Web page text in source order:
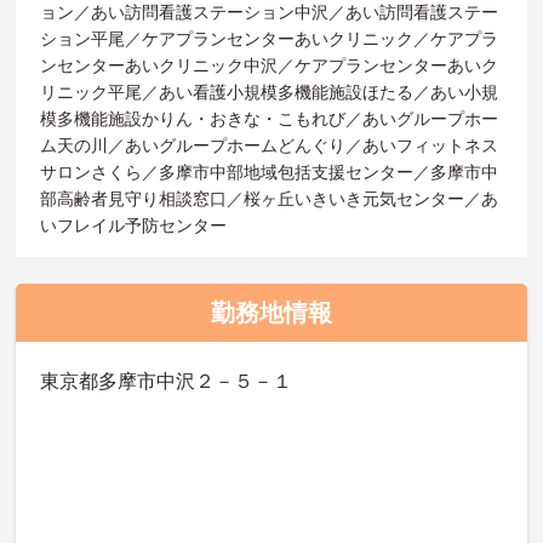
ョン／あい訪問看護ステーション中沢／あい訪問看護ステー
ション平尾／ケアプランセンターあいクリニック／ケアプラ
ンセンターあいクリニック中沢／ケアプランセンターあいク
リニック平尾／あい看護小規模多機能施設ほたる／あい小規
模多機能施設かりん・おきな・こもれび／あいグループホー
ム天の川／あいグループホームどんぐり／あいフィットネス
サロンさくら／多摩市中部地域包括支援センター／多摩市中
部高齢者見守り相談窓口／桜ヶ丘いきいき元気センター／あ
いフレイル予防センター
勤務地情報
東京都多摩市中沢２－５－１